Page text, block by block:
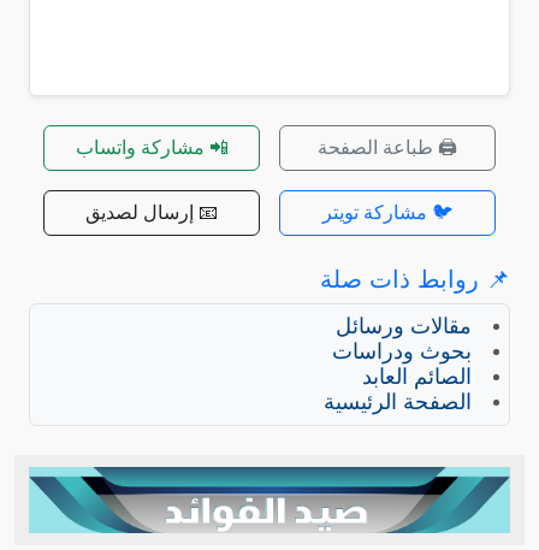
🖨️ طباعة الصفحة 📲 مشاركة واتساب
🐦 مشاركة تويتر 📧 إرسال لصديق
📌 روابط ذات صلة
مقالات ورسائل
بحوث ودراسات
الصائم العابد
الصفحة الرئيسية